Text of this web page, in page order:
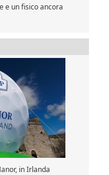
e un fisico ancora
in Irlanda